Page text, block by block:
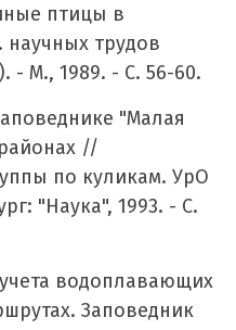
птицы в
трудов
М., 1989. - С. 56-60.
"Малая
//
по куликам. УрО
"Наука", 1993. - С.
водоплавающих
Заповедник